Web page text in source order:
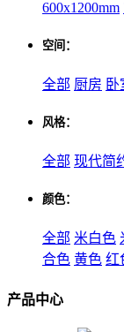
600x1200mm
空间：
全部 厨房 卧
风格：
全部 现代简
颜色：
全部 米白色
合色 黄色 红
产品中心